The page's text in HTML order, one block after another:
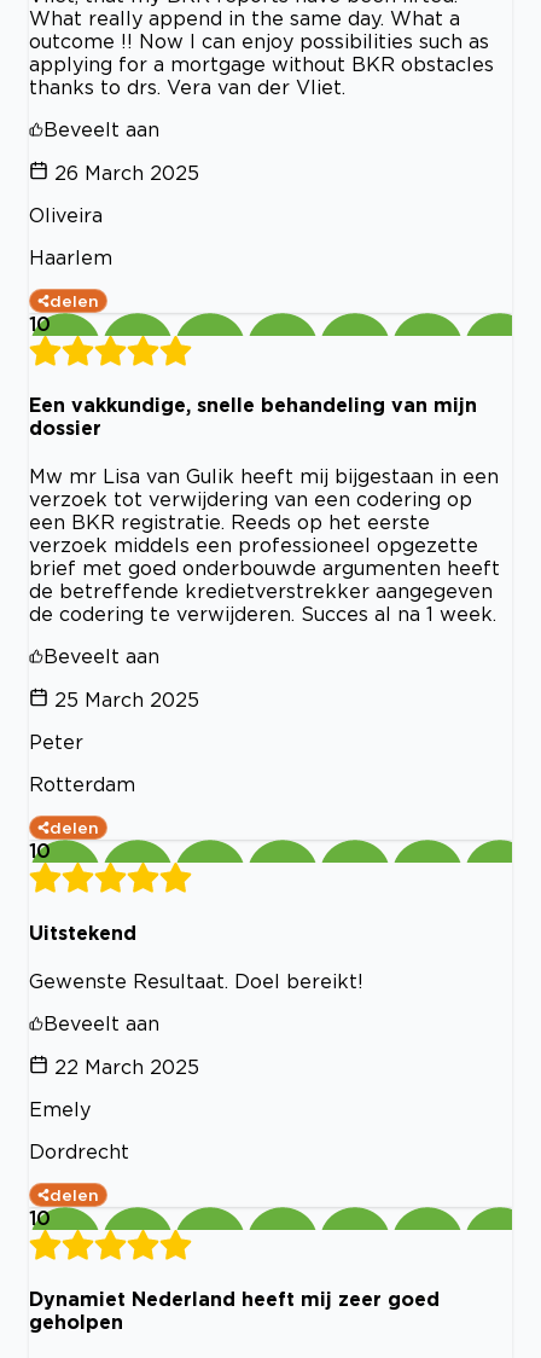
What really append in the same day. What a
outcome !! Now I can enjoy possibilities such as
applying for a mortgage without BKR obstacles
thanks to drs. Vera van der Vliet.
Beveelt aan
26 March 2025
Oliveira
Haarlem
delen
10
Een vakkundige, snelle behandeling van mijn
dossier
Mw mr Lisa van Gulik heeft mij bijgestaan in een
verzoek tot verwijdering van een codering op
een BKR registratie. Reeds op het eerste
verzoek middels een professioneel opgezette
brief met goed onderbouwde argumenten heeft
de betreffende kredietverstrekker aangegeven
de codering te verwijderen. Succes al na 1 week.
Beveelt aan
25 March 2025
Peter
Rotterdam
delen
10
Uitstekend
Gewenste Resultaat. Doel bereikt!
Beveelt aan
22 March 2025
Emely
Dordrecht
delen
10
Dynamiet Nederland heeft mij zeer goed
geholpen